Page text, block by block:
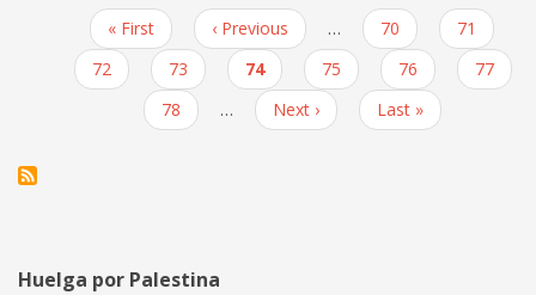
la
concentración
del
12
de
Paginación
Primera
página
« First
Página
anterior
‹ Previous … Page
70 Page
71
Page
72 Page
73
Página
actual
74 Page
75 Page
76 Page
77
Page
78 …
Siguiente
página
Next ›
Última
página
Last »
Huelga por Palestina